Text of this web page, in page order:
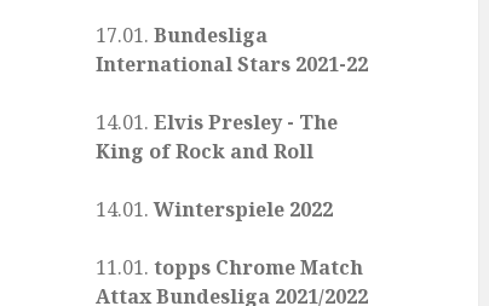
17.01.Bundesliga
International Stars 2021-22
14.01.Elvis Presley - The
King of Rock and Roll
14.01.Winterspiele 2022
11.01.topps Chrome Match
Attax Bundesliga 2021/2022